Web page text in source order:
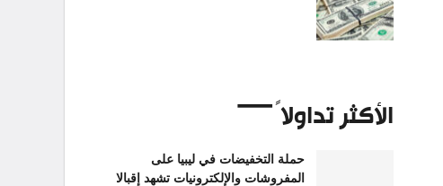
الأكثر تداولاً
حملة التخفيضات في ليبيا على
المفروشات والإلكترونيات تشهد إقبالا